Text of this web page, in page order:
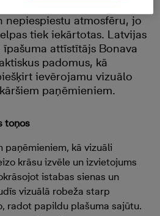
nepiespiestu atmosfēru, jo
tiek iekārtotas. Latvijas
attīstītājs Bonava
padomus, kā
ievērojamu vizuālo
paņēmieniem.
toņos
paņēmieniem, kā vizuāli
krāsu izvēle un izvietojums
istabas sienas un
vizuālā robeža starp
radot papildu plašuma sajūtu.